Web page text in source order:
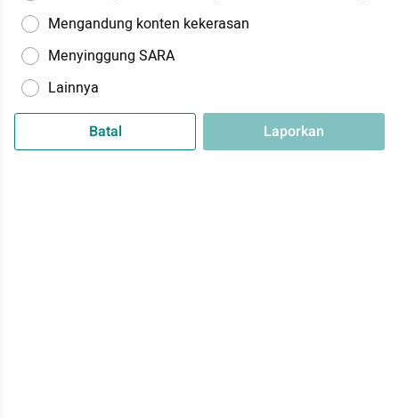
Mengandung konten kekerasan
Menyinggung SARA
Lainnya
Batal Laporkan